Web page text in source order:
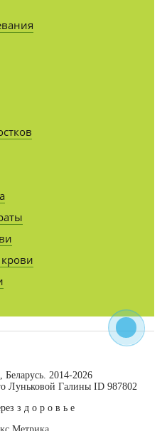
2014-2026
Луньковой Галины ID 987802
з д о р о в ь е